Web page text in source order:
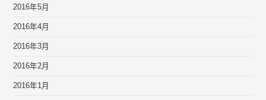
2016年5月
2016年4月
2016年3月
2016年2月
2016年1月